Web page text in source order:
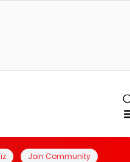
Join Community